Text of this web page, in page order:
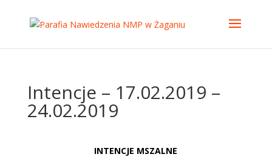
Intencje – 17.02.2019 –
24.02.2019
INTENCJE MSZALNE